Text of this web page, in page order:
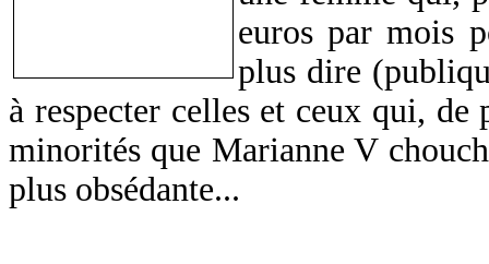
euros par mois
plus dire
à respecter celles et ceux qui,
minorités que Marianne V
plus obsédante...